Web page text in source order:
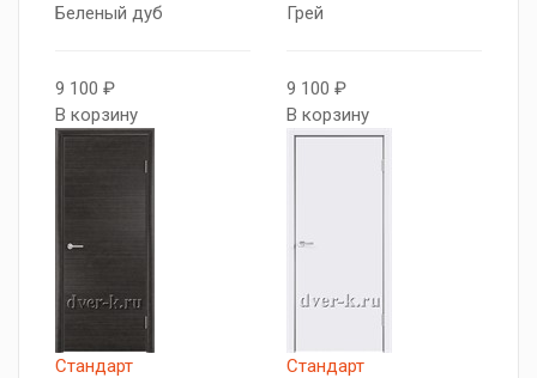
Беленый дуб
9 100 ₽
В корзину
Грей
9 100 ₽
В корзину
Стандарт
Стандарт